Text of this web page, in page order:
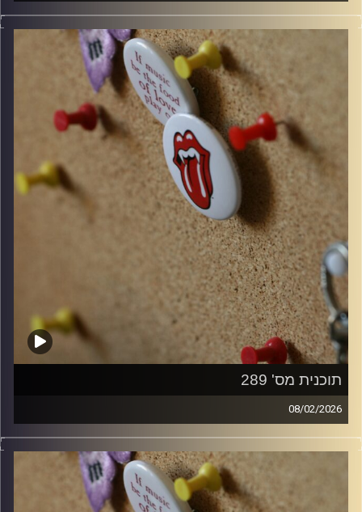
קלאסיקות רוק עם אורן הוף.
włodi
תוכנית מס' 289
08/02/2026
קלאסיקות רוק עם אורן הוף.
włodi